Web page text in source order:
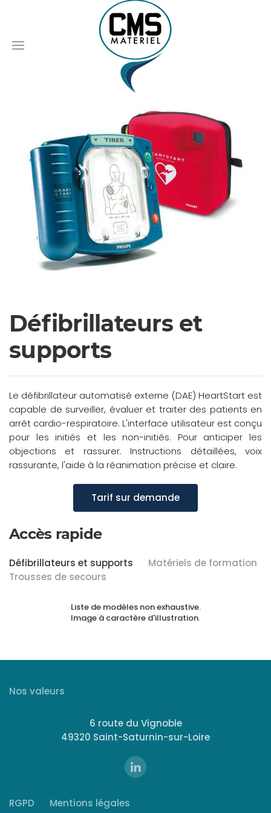
Défibrillateurs et
supports
Le défibrillateur automatisé externe (DAE) HeartStart est
capable de surveiller, évaluer et traiter des patients en
arrêt cardio-respiratoire. L'interface utilisateur est conçu
pour les initiés et les non-initiés. Pour anticiper les
objections et rassurer. Instructions détaillées, voix
rassurante, l'aide à la réanimation précise et claire.
Tarif sur demande
Accès rapide
Défibrillateurs et supports
Matériels de formation
Trousses de secours
Liste de modèles non exhaustive.
Image à caractère d'illustration.
Nos valeurs
6 route du Vignoble
49320 Saint-Saturnin-sur-Loire
RGPD Mentions légales